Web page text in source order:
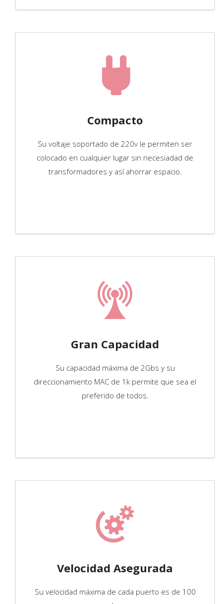
Compacto
Su voltaje soportado de 220v le permiten ser
colocado en cualquier lugar sin necesiadad de
transformadores y así ahorrar espacio.
Gran Capacidad
Su capacidad máxima de 2Gbs y su
direccionamiento MAC de 1k permite que sea el
preferido de todos.
Velocidad Asegurada
Su velocidad máxima de cada puerto es de 100